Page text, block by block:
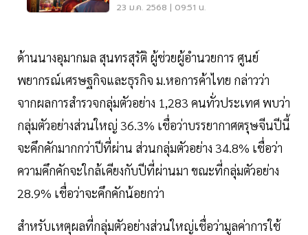
23 ม.ค. 2568 | 09:51 น.
ด้านนางอุมากมล สุนทรสุรัติ ผู้ช่วยผู้อำนวยการ ศูนย์
พยากรณ์เศรษฐกิจและธุรกิจ ม.หอการค้าไทย กล่าวว่า
จากผลการสำรวจกลุ่มตัวอย่าง 1,283 คนทั่วประเทศ พบว่า
กลุ่มตัวอย่างส่วนใหญ่ 36.3% เชื่อว่าบรรยากาศตรุษจีนปีนี้
จะคึกคักมากกว่าปีที่ผ่าน ส่วนกลุ่มตัวอย่าง 34.8% เชื่อว่า
ความคึกคักจะใกล้เคียงกับปีที่ผ่านมา ขณะที่กลุ่มตัวอย่าง
28.9% เชื่อว่าจะคึกคักน้อยกว่า
สำหรับเหตุผลที่กลุ่มตัวอย่างส่วนใหญ่เชื่อว่ามูลค่าการใช้